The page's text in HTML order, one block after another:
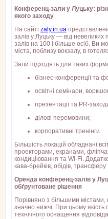
Конференц-зали у Луцьку:
якого заходу
На сайті zaly.in.ua
залів у Луцьку — від невеликих
залів на 100 і більше осіб. Ви
міста, поблизу вокзалу, в
Зали підходять для таких
бізнес-конференції та
освітні семінари,
презентації та PR-
ділові перемовини;
корпоративні тренінги.
Більшість локацій обладнані
проекторами, екранами,
кондиціювання та Wi-Fi.
кава-брейків, обідів,
Оренда конференц-залів у
обґрунтоване рішення
Порівняно з більшими містами,
значно нижчі. При цьому якість
технічного оснащення